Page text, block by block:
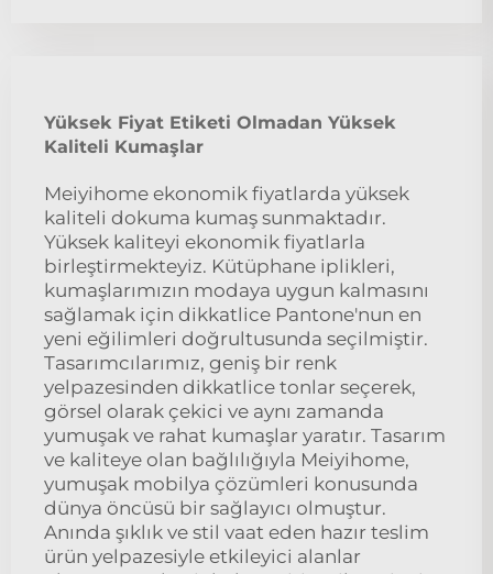
Yüksek Fiyat Etiketi Olmadan Yüksek
Kaliteli Kumaşlar
Meiyihome ekonomik fiyatlarda yüksek
kaliteli dokuma kumaş sunmaktadır.
Yüksek kaliteyi ekonomik fiyatlarla
birleştirmekteyiz. Kütüphane iplikleri,
kumaşlarımızın modaya uygun kalmasını
sağlamak için dikkatlice Pantone'nun en
yeni eğilimleri doğrultusunda seçilmiştir.
Tasarımcılarımız, geniş bir renk
yelpazesinden dikkatlice tonlar seçerek,
görsel olarak çekici ve aynı zamanda
yumuşak ve rahat kumaşlar yaratır. Tasarım
ve kaliteye olan bağlılığıyla Meiyihome,
yumuşak mobilya çözümleri konusunda
dünya öncüsü bir sağlayıcı olmuştur.
Anında şıklık ve stil vaat eden hazır teslim
ürün yelpazesiyle etkileyici alanlar